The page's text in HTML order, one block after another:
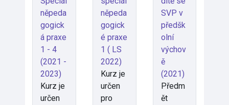
něpeda
gogick
á praxe
1 - 4
(2021 -
2023)
Kurz je
určen
něpeda
gogick
é praxe
1 ( LS
2022)
Kurz je
určen
pro
SVP v
předšk
olní
výchov
ě
(2021)
Předm
ět